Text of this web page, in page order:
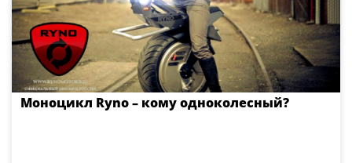
Моноцикл Ryno – кому одноколесный?